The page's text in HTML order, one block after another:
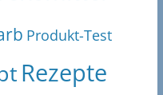
Produkt-Test
Rezepte